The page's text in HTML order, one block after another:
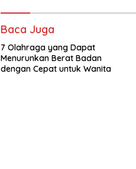
Baca Juga
7 Olahraga yang Dapat
Menurunkan Berat Badan
dengan Cepat untuk Wanita